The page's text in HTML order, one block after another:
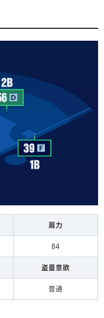
肩力
84
盗塁意欲
普通